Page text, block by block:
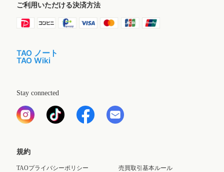
ご利用いただける決済方法
TAO ノート
TAO Wiki
Stay connected
規約
TAOプライバシーポリシー 売買取引基本ルール